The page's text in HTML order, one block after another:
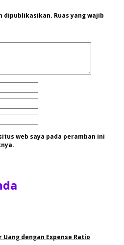
dipublikasikan. Ruas yang wajib
web saya pada peramban ini
Uang dengan Expense Ratio